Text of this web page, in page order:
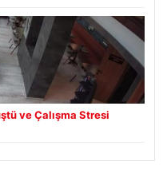
ve Çalışma Stresi